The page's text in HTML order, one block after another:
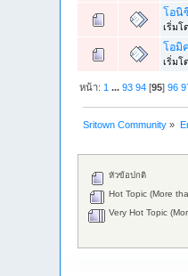
โอนิ
เริ่มโ
โอมิ
เริ่มโ
หน้า: 1 ...93 94 [95]96
Sritown Community »
หัวข้อปกติ
Hot Topic (More
Very Hot Topic